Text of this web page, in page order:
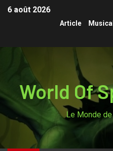
6 août 2026
Article
World Of
Le Monde